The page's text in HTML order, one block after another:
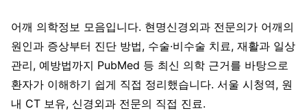
어깨 의학정보 모음입니다. 현명신경외과 전문의가 어깨의
원인과 증상부터 진단 방법, 수술·비수술 치료, 재활과 일상
관리, 예방법까지 PubMed 등 최신 의학 근거를 바탕으로
환자가 이해하기 쉽게 직접 정리했습니다. 서울 시청역, 원
내 CT 보유, 신경외과 전문의 직접 진료.